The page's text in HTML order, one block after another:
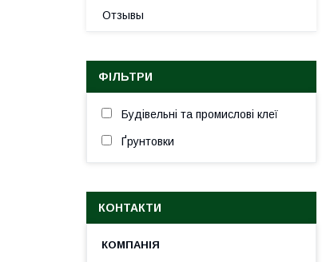
Отзывы
ФІЛЬТРИ
Будівельні та промислові клеї
Ґрунтовки
КОНТАКТИ